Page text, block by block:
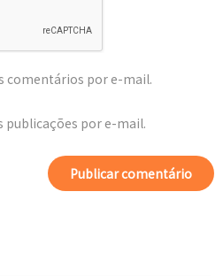
comentários por e-mail.
publicações por e-mail.